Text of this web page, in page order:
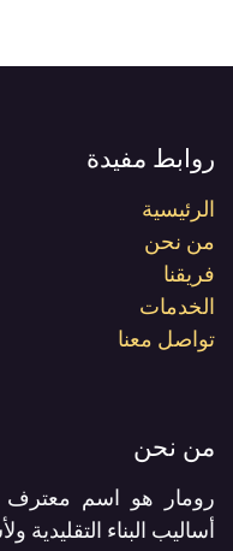
روابط مفيدة
الرئيسية
من نحن
فريقنا
الخدمات
تواصل معنا
من نحن
رومار هو اسم معترف
أساليب البناء التقليدية